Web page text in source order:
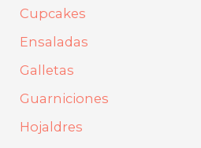
Cupcakes
Ensaladas
Galletas
Guarniciones
Hojaldres